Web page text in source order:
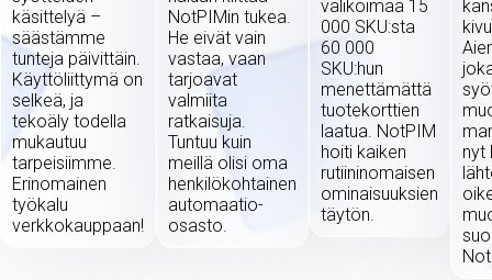
käsittelyä –
säästämme
tunteja päivittäin.
Käyttöliittymä on
selkeä, ja
tekoäly todella
mukautuu
tarpeisiimme.
Erinomainen
työkalu
verkkokauppaan!
NotPIMin tukea.
He eivät vain
vastaa, vaan
tarjoavat
valmiita
ratkaisuja.
Tuntuu kuin
meillä olisi oma
henkilökohtainen
automaatio-
osasto.
valikoimaa 15
000 SKU:sta
60 000
SKU:hun
menettämättä
tuotekorttien
laatua. NotPIM
hoiti kaiken
rutiininomaisen
ominaisuuksien
täytön.
nyt